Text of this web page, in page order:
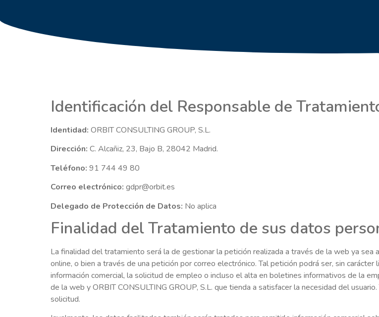
Identificación del Responsable de
Identidad: ORBIT CONSULTING GROUP, S.L.
Dirección: C. Alcañiz, 23, Bajo B, 28042 Madrid.
Teléfono: 91 744 49 80
Correo electrónico: gdpr@orbit.es
Delegado de Protección de Datos: No aplica
Finalidad del Tratamiento de sus datos
La finalidad del tratamiento será la de gestionar la petición realizada a través de la web ya
online, o bien a través de una petición por correo electrónico. Tal petición podrá ser, sin
información comercial, la solicitud de empleo o incluso el alta en boletines informativos de la
de la web y ORBIT CONSULTING GROUP, S.L. que tienda a satisfacer la necesidad del
solicitud.